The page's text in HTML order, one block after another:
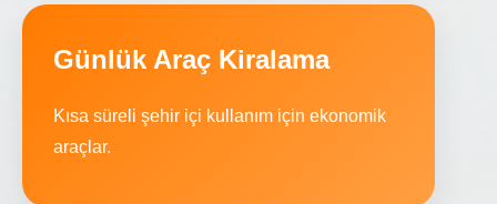
Günlük Araç Kiralama
Kısa süreli şehir içi kullanım için ekonomik
araçlar.